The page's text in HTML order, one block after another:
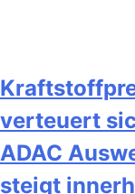
verteuert
ADAC
steigt